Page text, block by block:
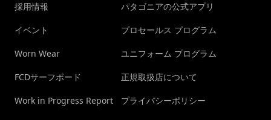
採用情報
イベント
Worn Wear
FCDサーフボード
Work in Progress Report
パタゴニアの公式アプリ
プロセールス プログラム
ユニフォーム プログラム
正規取扱店について
プライバシーポリシー